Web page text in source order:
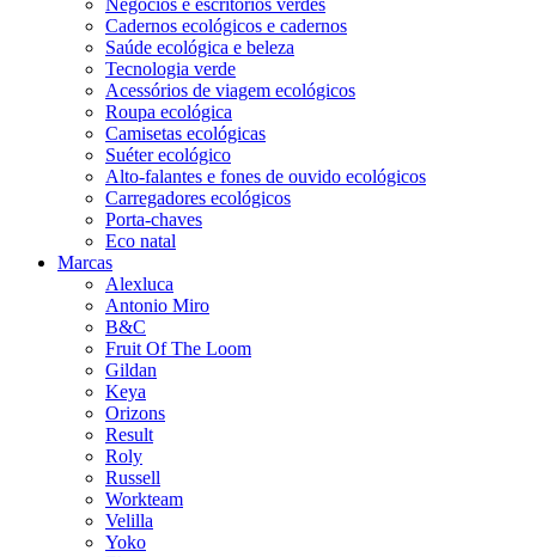
Cadernos ecológicos e cadernos
Saúde ecológica e beleza
Tecnologia verde
Acessórios de viagem ecológicos
Roupa ecológica
Camisetas ecológicas
Suéter ecológico
Alto-falantes e fones de ouvido ecológicos
Carregadores ecológicos
Porta-chaves
Eco natal
Marcas
Alexluca
Antonio Miro
B&C
Fruit Of The Loom
Gildan
Keya
Orizons
Result
Roly
Russell
Workteam
Velilla
Yoko